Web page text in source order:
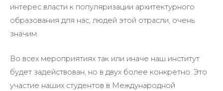
интерес власти к популяризации архитектурного
образования для нас, людей этой отрасли, очень
значим.
Во всех мероприятиях так или иначе наш институт
будет задействован, но в двух более конкретно. Это
участие наших студентов в Международной